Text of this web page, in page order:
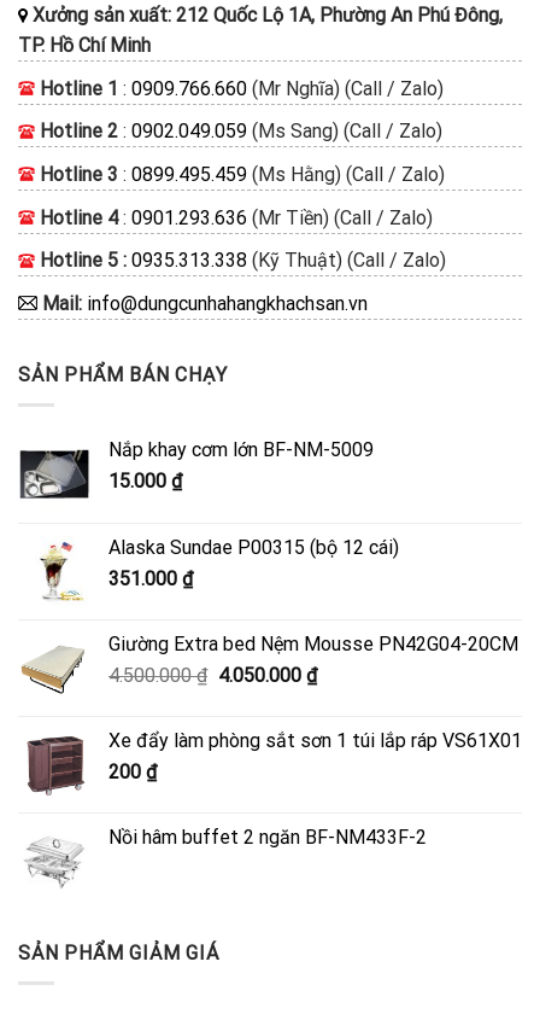
Xưởng sản xuất: 212 Quốc Lộ 1A, Phường An Phú Đông,
TP. Hồ Chí Minh
Hotline 1 : 0909.766.660 (Mr Nghĩa) (Call / Zalo)
Hotline 2 : 0902.049.059 (Ms Sang) (Call / Zalo)
Hotline 3 : 0899.495.459 (Ms Hằng) (Call / Zalo)
Hotline 4: 0901.293.636 (Mr Tiền) (Call / Zalo)
Hotline 5 : 0935.313.338 (Kỹ Thuật) (Call / Zalo)
Mail: info@dungcunhahangkhachsan.vn
SẢN PHẨM BÁN CHẠY
Nắp khay cơm lớn BF-NM-5009
15.000 ₫
Alaska Sundae P00315 (bộ 12 cái)
351.000 ₫
Giường Extra bed Nệm Mousse PN42G04-20CM
4.500.000₫ Giá
4.500.000 ₫.
4.050.000 ₫Giá
là:
Xe đẩy làm phòng sắt sơn 1 túi lắp ráp VS61X01
200 ₫
Nồi hâm buffet 2 ngăn BF-NM433F-2
SẢN PHẨM GIẢM GIÁ